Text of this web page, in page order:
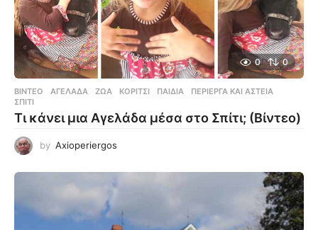
0 0
ΒΊΝΤΕΟ ΑΓΕΛΆΔΑ ,ΖΏΑ ,ΚΟΡΊΤΣΙ ,ΠΑΙΔΙΆ ,ΠΕΡΊΕΡΓΑ ΚΑΙ ΑΣΤΕΊΑ
ΣΠΊΤΙ
Τι κάνει μια Αγελάδα μέσα στο Σπίτι; (Βίντεο)
by Axioperiergos